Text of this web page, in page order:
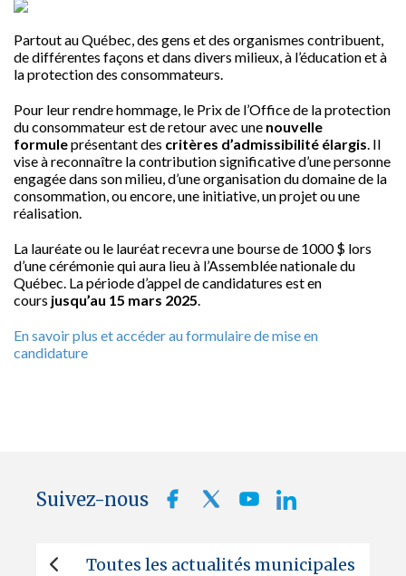
Partout au Québec, des gens et des organismes contribuent,
de différentes façons et dans divers milieux, à l’éducation et à
la protection des consommateurs.
Pour leur rendre hommage, le Prix de l’Office de la protection
du consommateur est de retour avec une nouvelle
formuleprésentant des critères d’admissibilité élargis. Il
vise à reconnaître la contribution significative d’une personne
engagée dans son milieu, d’une organisation du domaine de la
consommation, ou encore, une initiative, un projet ou une
réalisation.
La lauréate ou le lauréat recevra une bourse de 1000 $ lors
d’une cérémonie qui aura lieu à l’Assemblée nationale du
Québec. La période d’appel de candidatures est en
cours jusqu’au 15 mars 2025.
En savoir plus et accéder au formulaire de mise en
candidature
Suivez-nous
Toutes les actualités municipales